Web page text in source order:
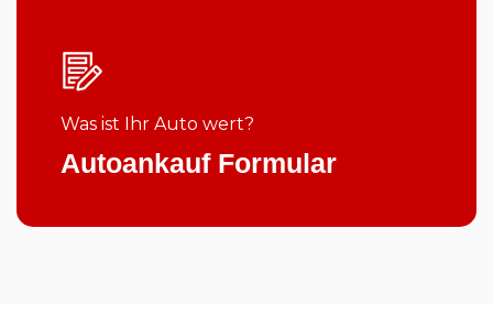
Was ist Ihr Auto wert?
Autoankauf Formular